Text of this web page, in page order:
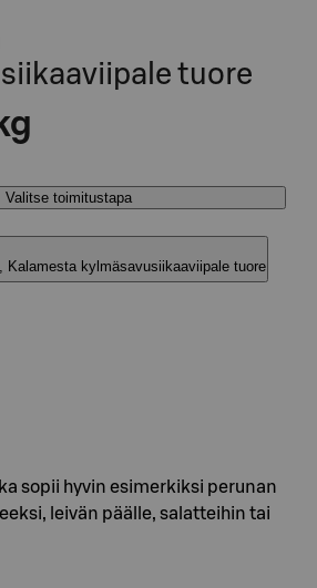
tuore
Valitse toimitustapa
Lisää suosikkeihin, Kalamesta kylmäsavusiikaaviipale tuore
sopii hyvin esimerkiksi perunan
leivän päälle, salatteihin tai